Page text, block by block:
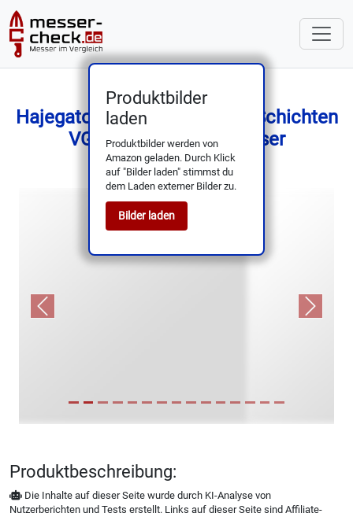
Produktbilder
laden
Produktbilder werden von
Amazon geladen. Durch Klick
auf "Bilder laden" stimmst du
dem Laden externer Bilder zu.
Bilder laden
Hajegato Damastmesser 67 Schichten
VG10 – Profi Kochmesser
Previous Next
Produktbeschreibung:
Die Inhalte auf dieser Seite wurde durch KI-Analyse von
Nutzerberichten und Tests erstellt. Links auf dieser Seite sind Affiliate-